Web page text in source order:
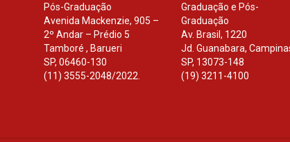
Pós-Graduação
Avenida Mackenzie, 905 –
2º Andar – Prédio 5
Tamboré , Barueri
SP, 06460-130
(11) 3555-2048/2022.
Graduação e Pós-
Graduação
Av. Brasil, 1220
Jd. Guanabara,
SP, 13073-148
(19) 3211-4100